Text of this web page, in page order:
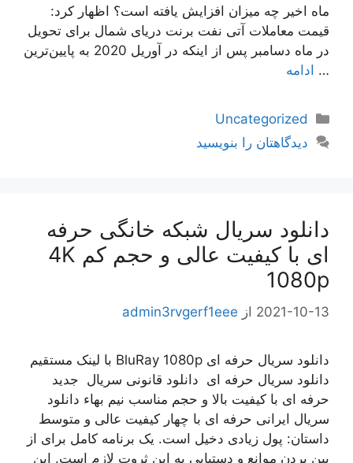
ماه اخیر چه میزان افزایش یافته است؟ اظهار کرد:
قیمت معاملات آتی نفت برنت دریای شمال برای تحویل
در ماه دسامبر پس از اینکه در آوریل 2020 به پایین‌ترین
… ادامه
دسته‌ها
Uncategorized
دیدگاهتان را بنویسید
دانلود سریال شبکه خانگی حرفه
ای با کیفیت عالی و حجم کم 4K
1080p
2021-10-13 از admin3rvgerf1eee
دانلود سریال حرفه ای BluRay 1080p با لینک مستقیم
دانلود سریال حرفه ای دانلود قانونی سریال جدید
حرفه ای با کیفیت بالا و حجم مناسب نیم بهاء دانلود
سریال ایرانی حرفه ای با چهار کیفیت عالی و متوسط
داستان: پول زیادی دخیل است. یک برنامه کامل برای از
بین بردن موانع و دستیابی به این ثروت لازم است. این